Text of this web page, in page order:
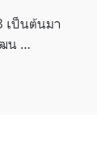
เป็นต้นมา
น …
สียงจากป่าตะวันตก